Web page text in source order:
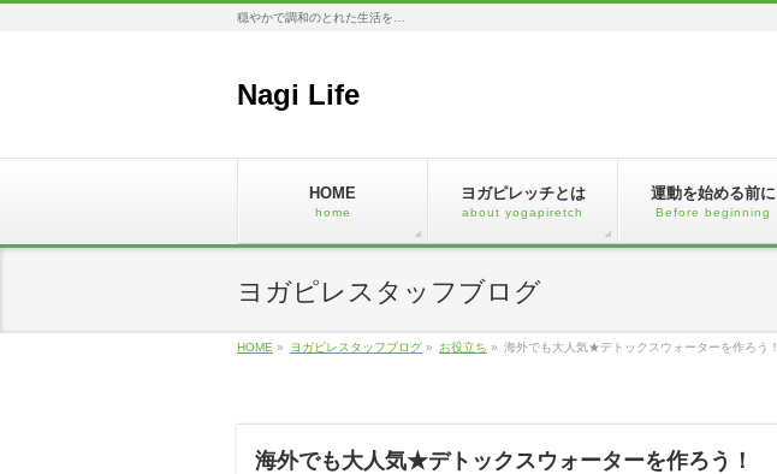
穏やかで調和のとれた生活を…
Nagi Life
HOME
home
ヨガピレッチとは
about yogapiretch
運動を始める前に
Before beginning
ヨガピレスタッフブログ
HOME » ヨガピレスタッフブログ » お役立ち » 海外でも大人気★デトックスウォーターを作ろう！
海外でも大人気★デトックスウォーターを作ろう！